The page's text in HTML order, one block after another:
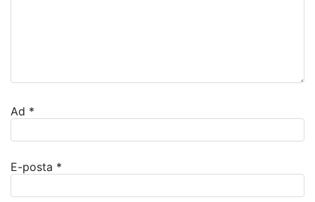
Ad *
E-posta *